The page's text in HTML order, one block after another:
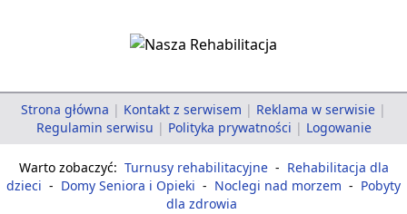
Strona główna | Kontakt z serwisem | Reklama w serwisie |
Regulamin serwisu | Polityka prywatności | Logowanie
Warto zobaczyć: Turnusy rehabilitacyjne - Rehabilitacja dla
dzieci - Domy Seniora i Opieki - Noclegi nad morzem - Pobyty
dla zdrowia